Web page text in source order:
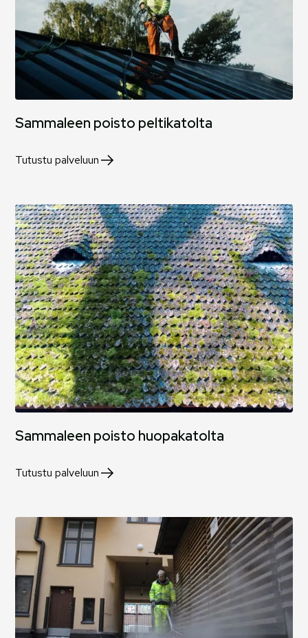
Sammaleen poisto peltikatolta
Tutustu palveluun
Sammaleen poisto huopakatolta
Tutustu palveluun